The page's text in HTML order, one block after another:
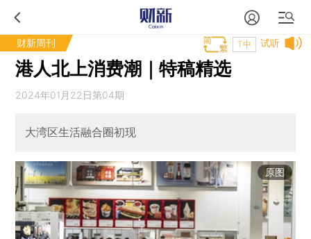
财新周刊 试听
T中
港人北上消费潮｜特稿精选
2024年01月22日第04期
大湾区生活融合圈初现
原图